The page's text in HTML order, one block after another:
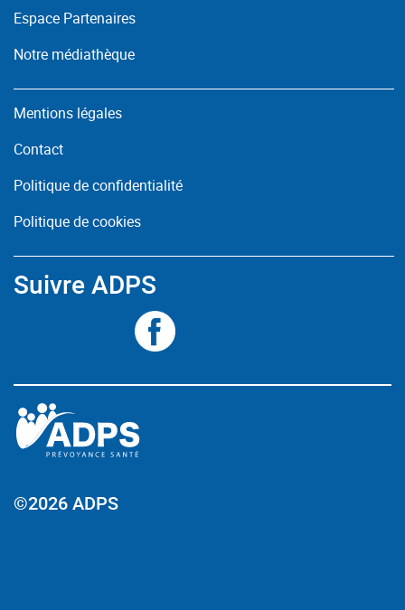
Espace Partenaires
Notre médiathèque
Mentions légales
Contact
Politique de confidentialité
Politique de cookies
Suivre ADPS
©2026 ADPS